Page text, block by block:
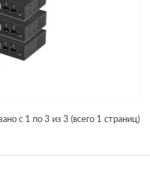
с 1 по 3 из 3 (всего 1 страниц)